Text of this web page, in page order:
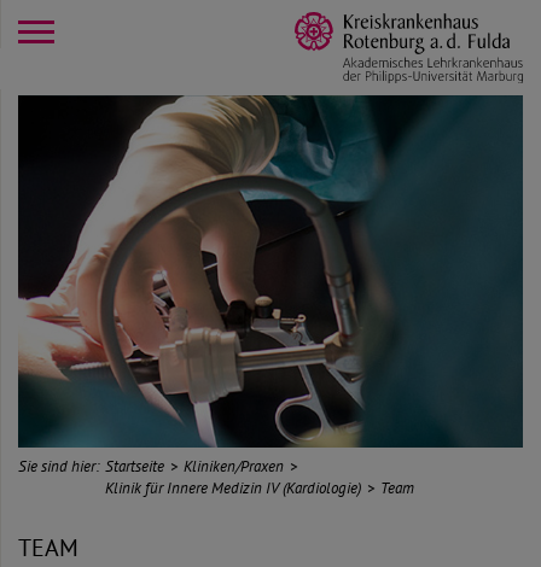
Sie sind hier: Startseite
Kliniken/Praxen
Klinik für Innere Medizin IV (Kardiologie)
Team
TEAM